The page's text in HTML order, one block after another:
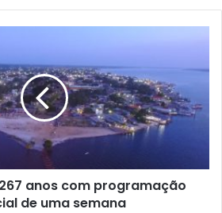
anos com programação
de uma semana